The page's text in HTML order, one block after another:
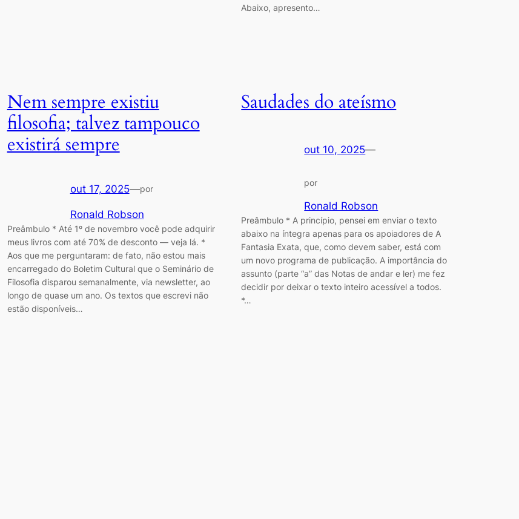
Abaixo, apresento…
Nem sempre existiu
filosofia; talvez tampouco
existirá sempre
out 17, 2025—por
Ronald Robson
Preâmbulo * Até 1º de novembro você pode adquirir
meus livros com até 70% de desconto — veja lá. *
Aos que me perguntaram: de fato, não estou mais
encarregado do Boletim Cultural que o Seminário de
Filosofia disparou semanalmente, via newsletter, ao
longo de quase um ano. Os textos que escrevi não
estão disponíveis…
Saudades do ateísmo
out 10, 2025—
por
Ronald Robson
Preâmbulo * A princípio, pensei em enviar o texto
abaixo na íntegra apenas para os apoiadores de A
Fantasia Exata, que, como devem saber, está com
um novo programa de publicação. A importância do
assunto (parte “a” das Notas de andar e ler) me fez
decidir por deixar o texto inteiro acessível a todos.
*…